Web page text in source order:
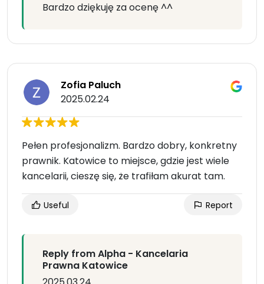
Bardzo dziękuję za ocenę ^^
Zofia Paluch
2025.02.24
Pełen profesjonalizm. Bardzo dobry, konkretny
prawnik. Katowice to miejsce, gdzie jest wiele
kancelarii, cieszę się, że trafiłam akurat tam.
Useful Report
Reply from Alpha - Kancelaria
Prawna Katowice